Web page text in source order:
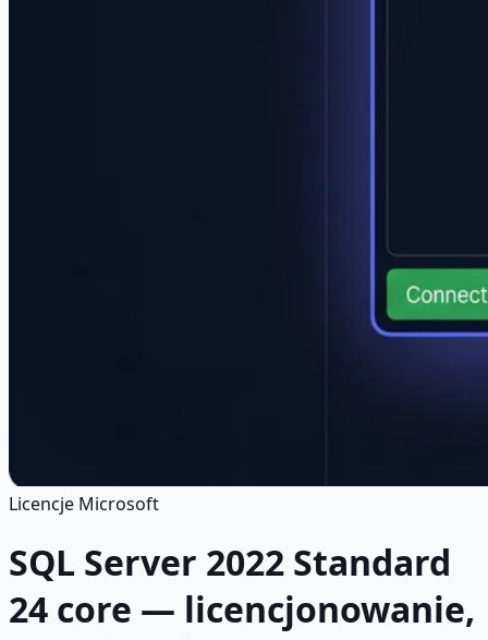
Licencje Microsoft
SQL Server 2022 Standard
24 core — licencjonowanie,